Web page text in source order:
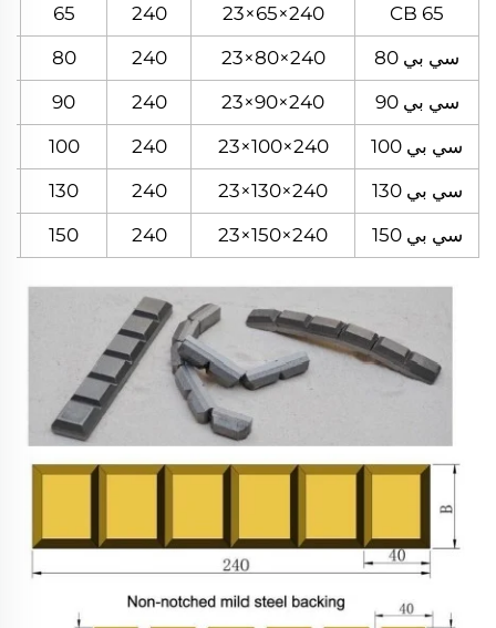
CB 65
240×65×23
240
65
سي بي 80
240×80×23
240
80
سي بي 90
240×90×23
240
90
سي بي 100
240×100×23
240
100
سي بي 130
240×130×23
240
130
سي بي 150
240×150×23
240
150